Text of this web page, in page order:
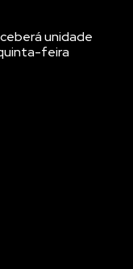
unidade
feira